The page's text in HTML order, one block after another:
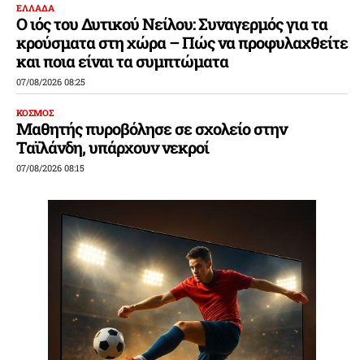
ΕΛΛΑΔΑ
Ο ιός του Δυτικού Νείλου: Συναγερμός για τα
κρούσματα στη χώρα – Πώς να προφυλαχθείτε
και ποια είναι τα συμπτώματα
07/08/2026 08:25
ΚΟΣΜΟΣ
Μαθητής πυροβόλησε σε σχολείο στην
Ταϊλάνδη, υπάρχουν νεκροί
07/08/2026 08:15